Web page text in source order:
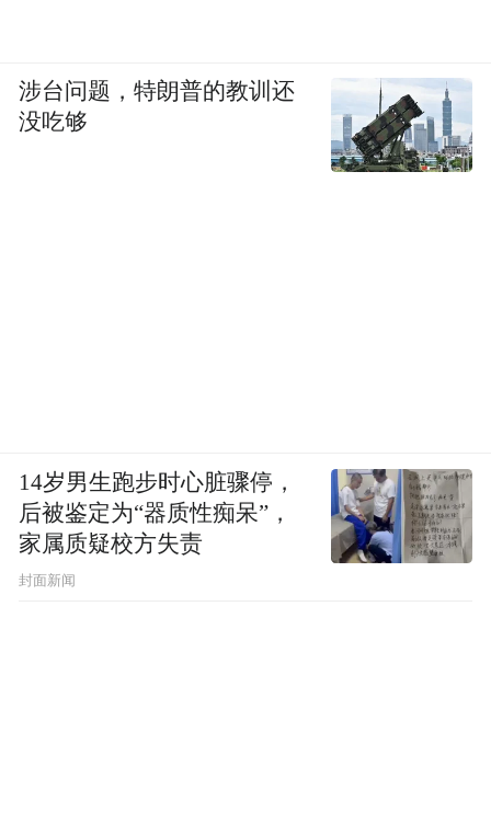
涉台问题，特朗普的教训还
没吃够
14岁男生跑步时心脏骤停，
后被鉴定为“器质性痴呆”，
家属质疑校方失责
封面新闻